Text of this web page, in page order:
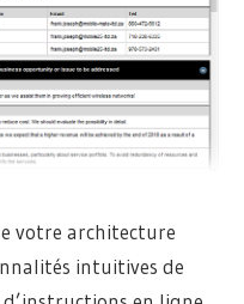
votre architecture
intuitives de